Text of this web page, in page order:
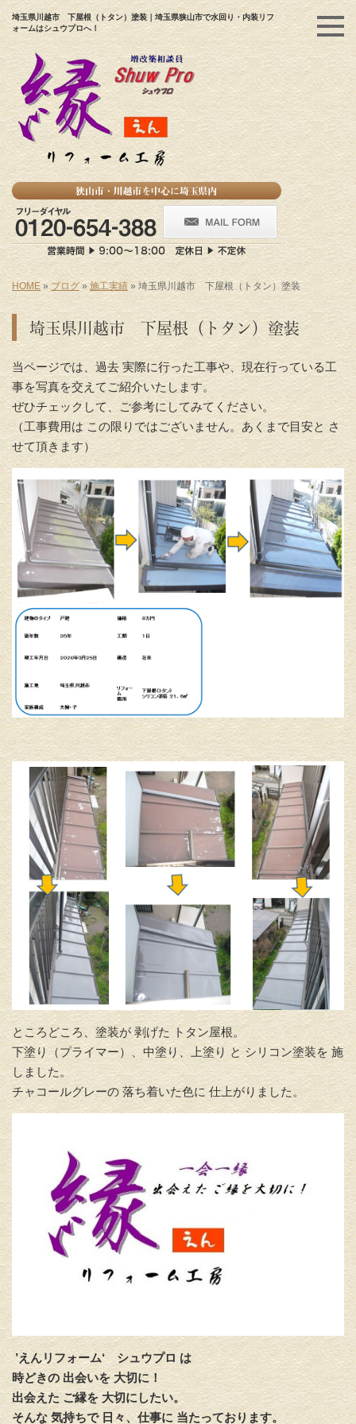
埼玉県川越市 下屋根（トタン）塗装｜埼玉県狭山市で水回り・内装リフ
ォームはシュウプロへ！
HOME »ブログ » 施工実績 » 埼玉県川越市 下屋根（トタン）塗装
埼玉県川越市 下屋根（トタン）塗装
当ページでは、過去 実際に行った工事や、現在行っている工
事を写真を交えてご紹介いたします。
ぜひチェックして、ご参考にしてみてください。
（工事費用は この限りではございません。あくまで目安と さ
せて頂きます）
ところどころ、塗装が 剥げた トタン屋根。
下塗り（プライマー）、中塗り、上塗り と シリコン塗装を 施
しました。
チャコールグレーの 落ち着いた色に 仕上がりました。
’えんリフォーム‘ シュウプロ は
時どきの 出会いを 大切に！
出会えた ご縁を 大切にしたい。
そんな 気持ちで 日々、仕事に 当たっております。